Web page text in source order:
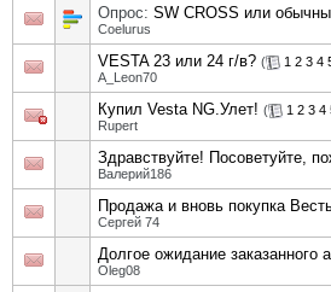
Опрос: SW CROSS или
Coelurus
VESTA 23 или 24 г/в? ( 1 2 3 4
A_Leon70
Купил Vesta NG.Улет! ( 1 2 3 4
Rupert
Здравствуйте! Посоветуйте,
Валерий186
Продажа и вновь покупка
Сергей 74
Долгое ожидание заказанного
Oleg08